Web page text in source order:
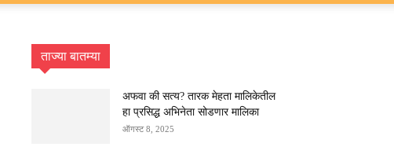
ताज्या बातम्या
अफवा की सत्य? तारक मेहता मालिकेतील
हा प्रसिद्ध अभिनेता सोडणार मालिका
ऑगस्ट 8, 2025